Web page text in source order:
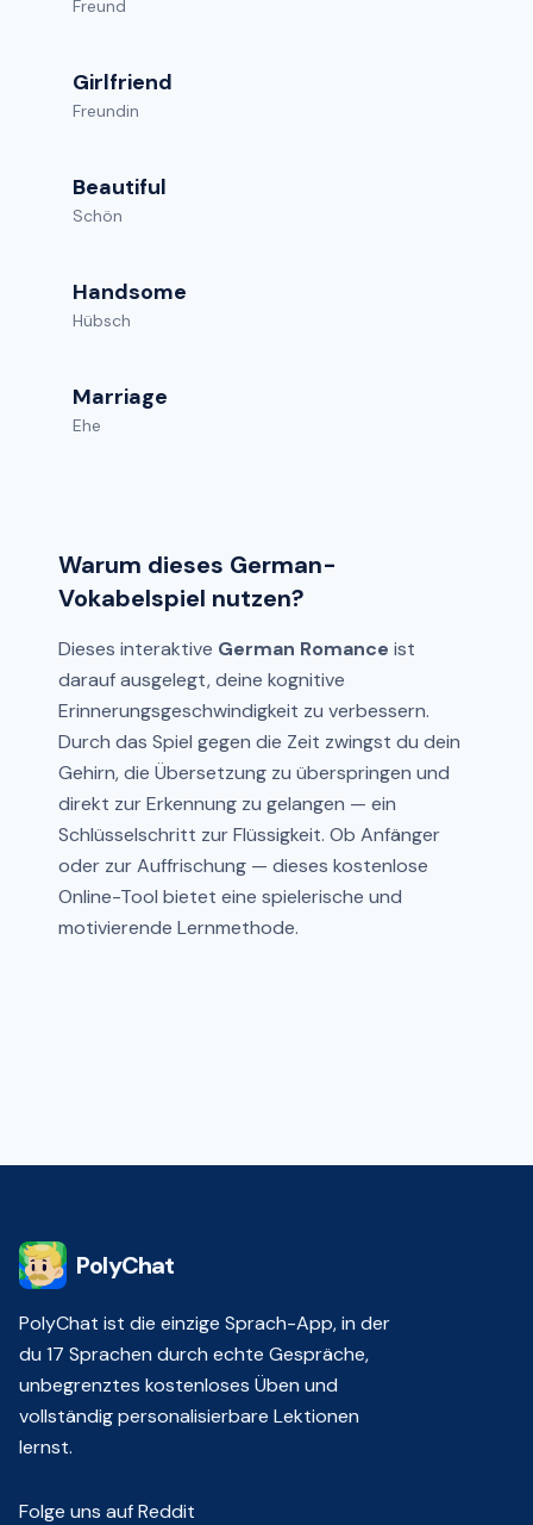
Freund
Girlfriend
Freundin
Beautiful
Schön
Handsome
Hübsch
Marriage
Ehe
Warum dieses German-
Vokabelspiel nutzen?
Dieses interaktive German Romance ist
darauf ausgelegt, deine kognitive
Erinnerungsgeschwindigkeit zu verbessern.
Durch das Spiel gegen die Zeit zwingst du dein
Gehirn, die Übersetzung zu überspringen und
direkt zur Erkennung zu gelangen — ein
Schlüsselschritt zur Flüssigkeit. Ob Anfänger
oder zur Auffrischung — dieses kostenlose
Online-Tool bietet eine spielerische und
motivierende Lernmethode.
PolyChat
PolyChat ist die einzige Sprach-App, in der
du 17 Sprachen durch echte Gespräche,
unbegrenztes kostenloses Üben und
vollständig personalisierbare Lektionen
lernst.
Folge uns auf Reddit